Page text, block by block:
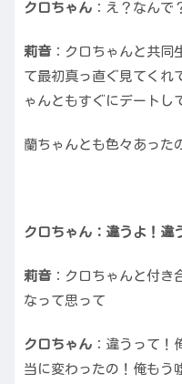
クロちゃん ：え？なんで
莉音：クロちゃんと共同
て最初真っ直ぐ見てくれ
ゃんともすぐにデートし
蘭ちゃんとも色々あった
クロちゃん：違うよ！違
莉音：クロちゃんと付き
なって思って
クロちゃん ：違うって
当に変わったの！俺もう